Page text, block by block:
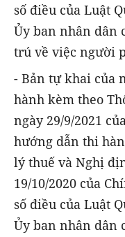
số điều của Luật
Ủy ban nhân dân
trú về việc người
- Bản tự khai của
hành kèm theo
ngày 29/9/2021
hướng dẫn thi
lý thuế và Nghị
19/10/2020 của
số điều của Luật
Ủy ban nhân dân